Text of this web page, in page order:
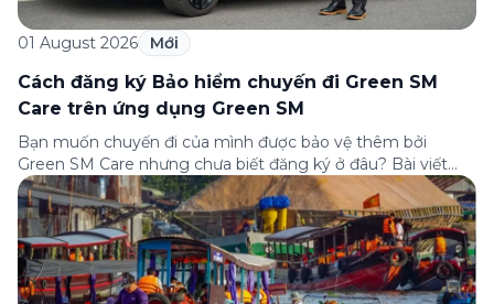
01 August 2026 Mới
Cách đăng ký Bảo hiểm chuyến đi Green SM
Care trên ứng dụng Green SM
Bạn muốn chuyến đi của mình được bảo vệ thêm bởi
Green SM Care nhưng chưa biết đăng ký ở đâu? Bài viết
dưới đây sẽ hướng dẫn chi tiết cách tham gia (và hủy tham
gia) gói bảo hiểm này ngay trên ứng dụng Green SM, cùng
những lưu ý quan trọng trước khi […]